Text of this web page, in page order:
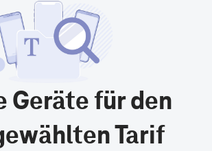
Geräte für den
Tarif